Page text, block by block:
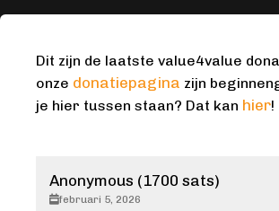
Dit zijn de laatste value4value
onze donatiepagina zijn
je hier tussen staan? Dat kan hier!
Anonymous (1700 sats)
februari 5, 2026